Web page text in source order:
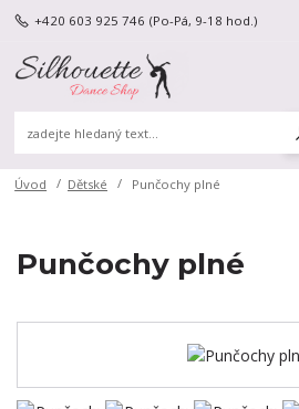
+420 603 925 746 (Po-Pá, 9-18 hod.)
Úvod Dětské Punčochy plné
Punčochy plné